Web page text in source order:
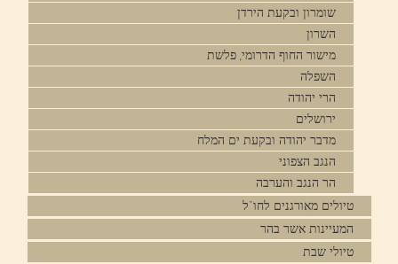
שומרון ובקעת הירדן
השרון
מישור החוף הדרומי, פלשת
השפלה
הרי יהודה
ירושלים
מדבר יהודה ובקעת ים המלח
הנגב הצפוני
הר הנגב והערבה
טיולים מאורגנים לחו"ל
המעיינות אשר בהר
טיולי שבת